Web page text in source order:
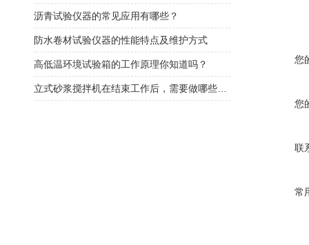
您
您
联
常
沥青试验仪器的常见应用有哪些？
防水卷材试验仪器的性能特点及维护方式
高低温环境试验箱的工作原理你知道吗？